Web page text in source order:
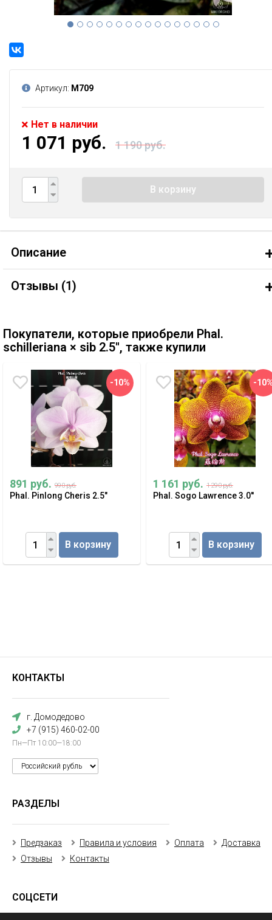
Артикул: М709
Нет в наличии
1 071 руб. 1 190 руб.
В корзину
Описание
Отзывы (1)
Покупатели, которые приобрели Phal.
schilleriana × sib 2.5'', также купили
-10%
891 руб. 990 руб.
Phal. Pinlong Cheris 2.5"
В корзину
-
1 161 руб. 1 290 руб.
Phal. Sogo Lawrence 3.0''
В корзину
КОНТАКТЫ
г. Домодедово
+7 (915) 460-02-00
Пн—Пт 10:00—18:00
РАЗДЕЛЫ
Предзаказ Правила и условия Оплата
Доставка
Отзывы
Контакты
СОЦСЕТИ